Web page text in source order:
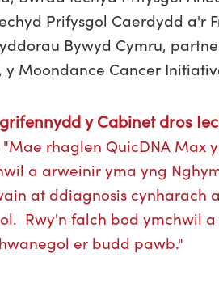
Prifysgol Caerdydd a'r
Bywyd Cymru,
Moondance Cancer
y Cabinet dros
"Mae rhaglen QuicDNA Max
a arweinir yma yng
at ddiagnosis cynharach
Rwy'n falch bod ymchwil
er budd pawb."